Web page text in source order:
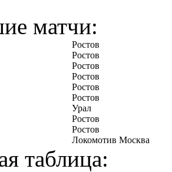
матчи:
Ростов
Ростов
Ростов
Ростов
Ростов
Ростов
Урал
Ростов
Ростов
Локомотив Москва
таблица: